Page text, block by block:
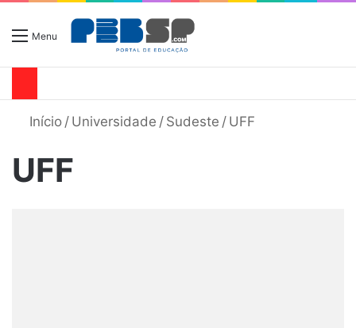
Menu
Início / Universidade / Sudeste / UFF
UFF